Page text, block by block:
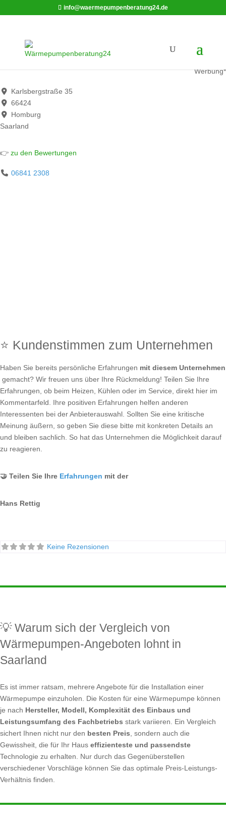
info@waermepumpenberatung24.de
Hans Rettig
Werbung*
Karlsbergstraße 35
66424
Homburg
Saarland
👉 zu den Bewertungen
06841 2308
⭐ Kundenstimmen zum Unternehmen
Haben Sie bereits persönliche Erfahrungen mit diesem Unternehmen
gemacht? Wir freuen uns über Ihre Rückmeldung! Teilen Sie Ihre
Erfahrungen, ob beim Heizen, Kühlen oder im Service, direkt hier im
Kommentarfeld. Ihre positiven Erfahrungen helfen anderen
Interessenten bei der Anbieterauswahl. Sollten Sie eine kritische
Meinung äußern, so geben Sie diese bitte mit konkreten Details an
und bleiben sachlich. So hat das Unternehmen die Möglichkeit darauf
zu reagieren.
🤝 Teilen Sie Ihre Erfahrungen mit der
Hans Rettig
Keine Rezensionen
💡 Warum sich der Vergleich von
Wärmepumpen-Angeboten lohnt in
Saarland
Es ist immer ratsam, mehrere Angebote für die Installation einer
Wärmepumpe einzuholen. Die Kosten für eine Wärmepumpe können
je nach Hersteller, Modell, Komplexität des Einbaus und
Leistungsumfang des Fachbetriebs stark variieren. Ein Vergleich
sichert Ihnen nicht nur den besten Preis, sondern auch die
Gewissheit, die für Ihr Haus effizienteste und passendste
Technologie zu erhalten. Nur durch das Gegenüberstellen
verschiedener Vorschläge können Sie das optimale Preis-Leistungs-
Verhältnis finden.